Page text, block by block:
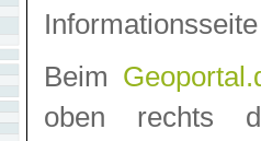
Beim
oben rechts